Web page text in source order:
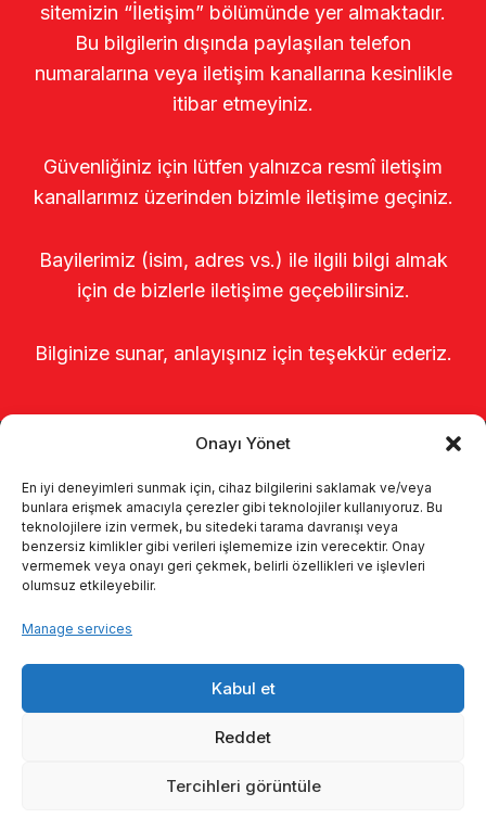
Onayı Yönet
En iyi deneyimleri sunmak için, cihaz bilgilerini saklamak ve/veya
bunlara erişmek amacıyla çerezler gibi teknolojiler kullanıyoruz. Bu
teknolojilere izin vermek, bu sitedeki tarama davranışı veya
benzersiz kimlikler gibi verileri işlememize izin verecektir. Onay
vermemek veya onayı geri çekmek, belirli özellikleri ve işlevleri
olumsuz etkileyebilir.
Manage services
Kabul et
Reddet
Tercihleri görüntüle
sitemizin “İletişim” bölümünde yer almaktadır.
Bu bilgilerin dışında paylaşılan telefon
numaralarına veya iletişim kanallarına kesinlikle
itibar etmeyiniz.
Güvenliğiniz için lütfen yalnızca resmî iletişim
kanallarımız üzerinden bizimle iletişime geçiniz.
Bayilerimiz (isim, adres vs.) ile ilgili bilgi almak
için de bizlerle iletişime geçebilirsiniz.
Bilginize sunar, anlayışınız için teşekkür ederiz.
Главная о нас
Продукты
Коммуникация
© 2026 Enka Tarım